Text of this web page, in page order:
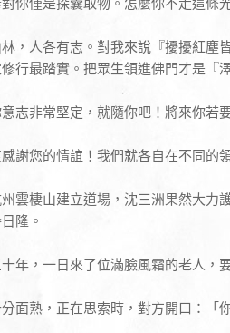
你僅是探囊取物。怎麼你不走這條
，人各有志。對我來說『擾擾紅塵
行最踏實。把眾生領進佛門才是『
志非常堅定，就隨你吧！將來你若
謝您的情誼！我們就各自在不同的
雲棲山建立道場，沈三洲果然大力
隆。
年，一日來了位滿臉風霜的老人，
面熟，正在思索時，對方開口：「